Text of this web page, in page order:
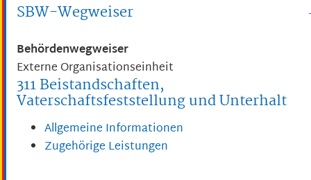
SBW-Wegweiser
Behördenwegweiser
Externe Organisationseinheit
311 Beistandschaften,
Vaterschaftsfeststellung und Unterhalt
Allgemeine Informationen
Zugehörige Leistungen